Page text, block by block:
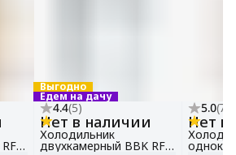
Выгодно
Едем на дачу
4.4(5)
Нет в наличии
Холодильник
двухкамерный BBK RF-
5.0(7
Нет в